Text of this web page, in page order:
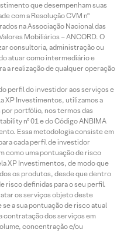
que desempenham suas
com a Resolução CVM nº
na Associação Nacional das
Mobiliários – ANCORD. O
consultoria, administração ou
atuar como intermediário e
a realização de qualquer operação
perfil do investidor aos serviços e
XP Investimentos, utilizamos a
portfólio, nos termos das
nº 01 e do Código ANBIMA
Essa metodologia consiste em
cada perfil de investidor
como uma pontuação de risco
XP Investimentos, de modo que
os produtos, desde que dentro
risco definidas para o seu perfil.
os serviços objeto deste
a sua pontuação de risco atual
contratação dos serviços em
concentração e/ou